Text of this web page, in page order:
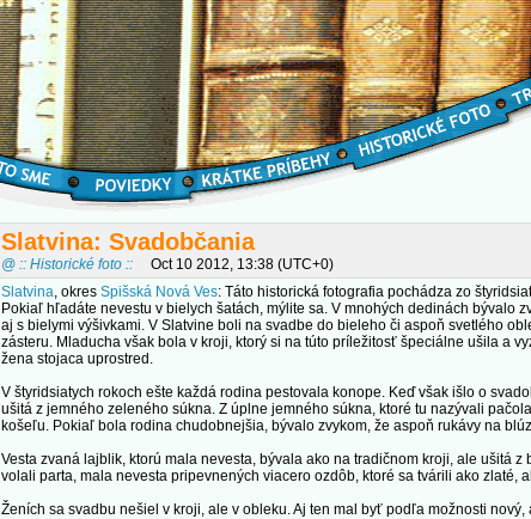
Slatvina: Svadobčania
@ :: Historické foto ::
Oct 10 2012, 13:38 (UTC+0)
Slatvina, okres Spišská Nová Ves: Táto historická fotografia pochádza zo
Pokiaľ hľadáte nevestu v bielych šatách, mýlite sa. V mnohých dedinách bývalo
aj s bielymi výšivkami. V Slatvine boli na svadbe do bieleho či aspoň svetlého
zásteru. Mladucha však bola v kroji, ktorý si na túto príležitosť špeciálne ušila a
žena stojaca uprostred.
V štyridsiatych rokoch ešte každá rodina pestovala konope. Keď však išlo o
ušitá z jemného zeleného súkna. Z úplne jemného súkna, ktoré tu nazývali
košeľu. Pokiaľ bola rodina chudobnejšia, bývalo zvykom, že aspoň rukávy na
Vesta zvaná lajblik, ktorú mala nevesta, bývala ako na tradičnom kroji, ale ušitá
volali parta, mala nevesta pripevnených viacero ozdôb, ktoré sa tvárili ako
Ženích sa svadbu nešiel v kroji, ale v obleku. Aj ten mal byť podľa možnosti